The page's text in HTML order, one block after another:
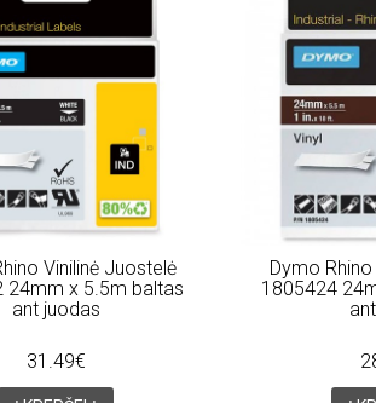
Vinilinė Juostelė
24mm x 5.5m baltas
ant juodas
31.49€
Dymo
1805424